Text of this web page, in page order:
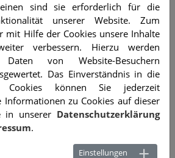
sind sie erforderlich für die
unserer Website. Zum
mit Hilfe der Cookies unsere Inhalte
verbessern. Hierzu werden
Daten von Website-Besuchern
Das Einverständnis in die
Cookies können Sie jederzeit
Informationen zu Cookies auf dieser
in unserer Datenschutzerklärung
.
Einstellungen